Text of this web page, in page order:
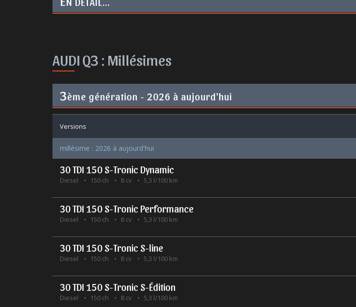
AUDI Q3 : Millésimes
3ème génération - 2026 à aujourd'hui
Versions
millésime : 2026 à aujourd'hui
30 TDI 150 S-Tronic Dynamic
Diesel 150 ch 8 cv 5,3 l/100 km
30 TDI 150 S-Tronic Performance
Diesel 150 ch 8 cv 5,3 l/100 km
30 TDI 150 S-Tronic S-line
Diesel 150 ch 8 cv 5,3 l/100 km
30 TDI 150 S-Tronic S-Édition
Diesel 150 ch 8 cv 5,3 l/100 km